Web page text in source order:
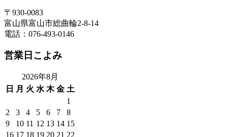
〒930-0083
富山県富山市総曲輪2-8-14
電話：076-493-0146
営業日こよみ
2026年8月
日
月 火 水 木 金 土
1
2
3 4 5 6 7
8
9
10 11 12 13 14 15
16 17 18 19 20 21 22